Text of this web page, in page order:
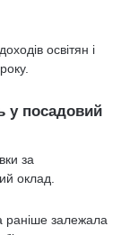
освітян і
у посадовий
за
оклад.
раніше залежала